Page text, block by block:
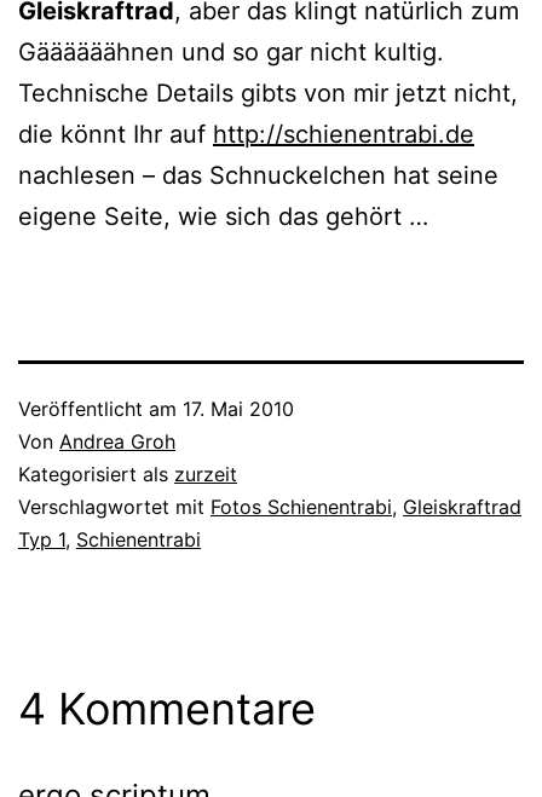
Gleiskraftrad, aber das klingt natür­lich zum
Gäääääähnen und so gar nicht kul­tig.
Technische Details gibts von mir jetzt nicht,
die könnt Ihr auf http://schienentrabi.de
nach­le­sen – das Schnuckelchen hat sei­ne
eige­ne Seite, wie sich das gehört …
Veröffentlicht am 17. Mai 2010
Von Andrea Groh
Kategorisiert als zurzeit
Verschlagwortet mit Fotos Schienentrabi, Gleiskraftrad
Typ 1, Schienentrabi
4 Kommentare